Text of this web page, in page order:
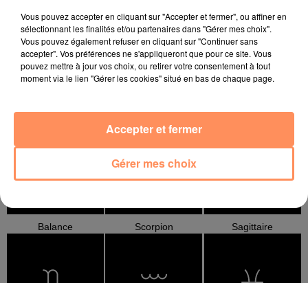
Cancer Lion Vierge
Balance Scorpion Sagittaire
Vous pouvez accepter en cliquant sur "Accepter et fermer", ou affiner en
sélectionnant les finalités et/ou partenaires dans "Gérer mes choix".
Vous pouvez également refuser en cliquant sur "Continuer sans
accepter". Vos préférences ne s'appliqueront que pour ce site. Vous
pouvez mettre à jour vos choix, ou retirer votre consentement à tout
moment via le lien "Gérer les cookies" situé en bas de chaque page.
Gérer mes choix
Accepter et fermer